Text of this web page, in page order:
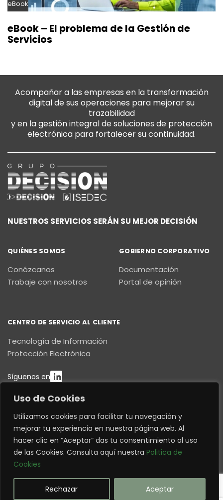
Uso de Cookies
Utilizamos cookies para facilitar tu navegación y
mejorar tu experiencia en nuestra página web. Al
hacer clic en “Aceptar” das tu consentimiento al uso
de las Cookies. Consulta aquí nuestra Politica de
Cookies
Rechazar Aceptar
eBook
eBook – El problema de la Gestión de
Servicios
Acompañar a las empresas en la transformación
digital de sus operaciones para mejorar su
trazabilidad
y en la gestión integral de soluciones de protección
electrónica para fortalecer su continuidad.
NUESTROS SERVICIOS SERÁN SU MEJOR DECISIÓN
QUIÉNES SOMOS
Conózcanos
Trabaje con nosotros
GOBIERNO CORPORATIVO
Documentación
Portal de opinión
CENTRO DE SERVICIO AL CLIENTE
Tecnología de Información
Protección Electrónica
Síguenos en
E8C N4-177 y Pedro María Proaño
Quito – Ecuador
contactenos@decision.com.ec
(593 9) 8441 4313
(593 2) 234 6880
©1976 - 2026 | DECISIÓN c.a. | All Rights Reserved |
Quito - Ecuador
This website uses cookies to improve your
web experience.